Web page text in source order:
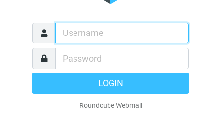
LOGIN
Roundcube Webmail